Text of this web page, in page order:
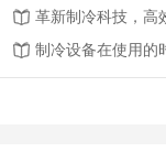
制冷设备在使用的